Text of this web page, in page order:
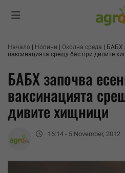
Начало Новини Околна среда
БАБХ
ваксинацията срещу бяс при дивите
БАБХ започва
ваксинацията
дивите хищници
16:14 - 5 November, 2012